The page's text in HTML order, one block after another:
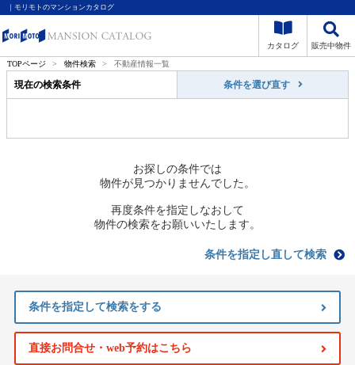
｜モリモトのマンションカタログ
カタログ 販売中物件
TOPページ > 物件検索 > 不動産情報一覧
現在の検索条件 条件を選び直す
お探しの条件では
物件が見つかりませんでした。
再度条件を指定しなおして
物件の検索をお願いいたします。
条件を指定し直して検索
条件を指定して検索をする
直接お問合せ・web予約はこちら